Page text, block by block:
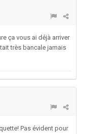
ça vous ai déjà arriver
très bancale jamais
Pas évident pour